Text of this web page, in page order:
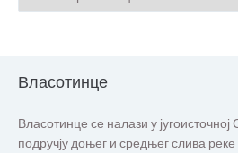
Власотинце
Власотинце се налази у
подручју доњег и средњег слива